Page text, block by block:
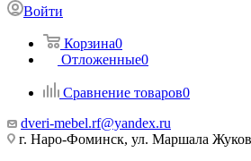
Войти
Корзина0
Отложенные0
Сравнение товаров0
dveri-mebel.rf@yandex.ru
г. Наро-Фоминск, ул. Маршала